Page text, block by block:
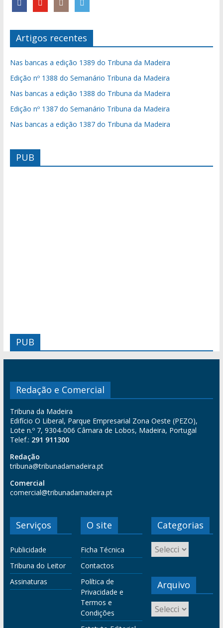
Artigos recentes
Nas bancas a edição 1389 do Tribuna da Madeira
Edição nº 1388 do Semanário Tribuna da Madeira
Nas bancas a edição 1388 do Tribuna da Madeira
Edição nº 1387 do Semanário Tribuna da Madeira
Nas bancas a edição 1387 do Tribuna da Madeira
PUB
PUB
Redação e Comercial
Tribuna da Madeira
Edifício O Liberal, Parque Empresarial Zona Oeste (PEZO),
Lote n.º 7, 9304-006 Câmara de Lobos, Madeira, Portugal
Telef.: 291 911300
Redação
tribuna@tribunadamadeira.pt
Comercial
comercial@tribunadamadeira.pt
Serviços
Publicidade
Tribuna do Leitor
Assinaturas
O site
Ficha Técnica
Contactos
Política de
Privacidade e
Termos e
Condições
Categorias
Arquivo